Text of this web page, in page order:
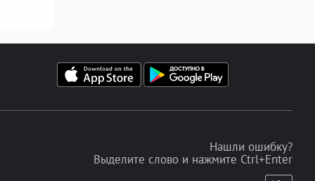
Нашли ошибку?
Выделите слово и нажмите Ctrl+Enter